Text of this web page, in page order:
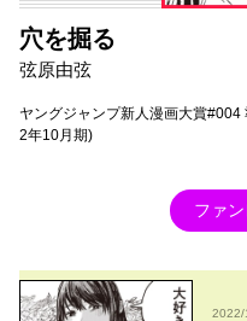
穴を掘る
弦原由弦
ヤングジャンプ新人漫画大賞
2年10月期)
ファ
2022/